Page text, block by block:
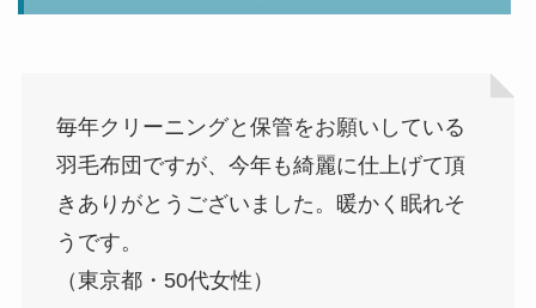
毎年クリーニングと保管をお願いしている
羽毛布団ですが、今年も綺麗に仕上げて頂
きありがとうございました。暖かく眠れそ
うです。
（東京都・50代女性）